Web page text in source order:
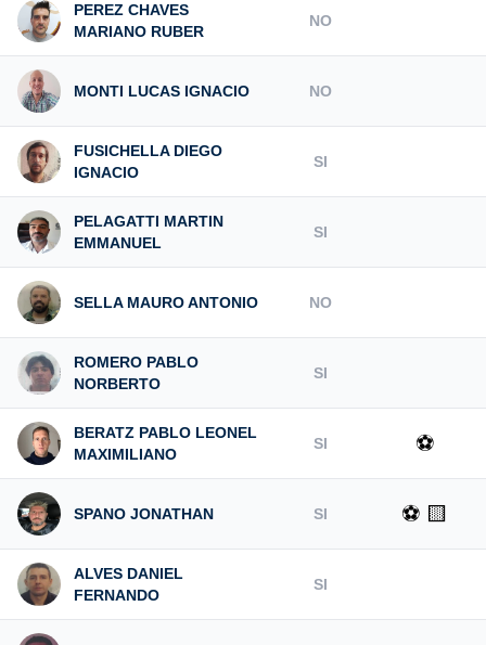
PEREZ CHAVES
MARIANO RUBER
NO
MONTI LUCAS IGNACIO NO
FUSICHELLA DIEGO
IGNACIO
SI
PELAGATTI MARTIN
EMMANUEL
SI
SELLA MAURO ANTONIO NO
ROMERO PABLO
NORBERTO
SI
BERATZ PABLO LEONEL
MAXIMILIANO
SI ⚽
SPANO JONATHAN SI ⚽ 🟨
ALVES DANIEL
FERNANDO
SI